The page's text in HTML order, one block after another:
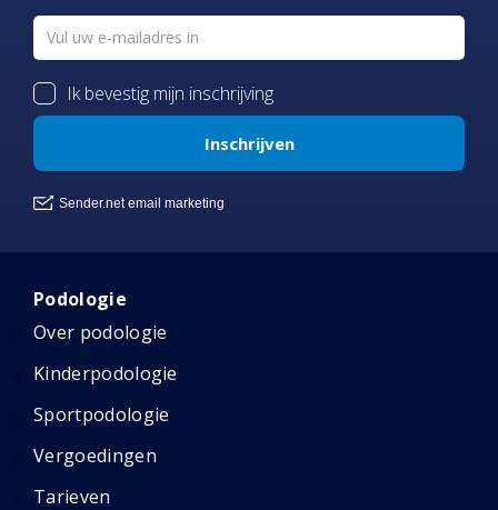
Podologie
Over podologie
Kinderpodologie
Sportpodologie
Vergoedingen
Tarieven